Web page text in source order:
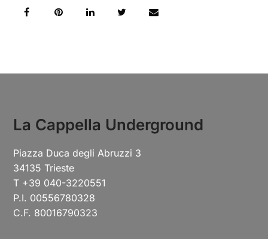
La Cappella Underground
Piazza Duca degli Abruzzi 3
34135 Trieste
T +39 040-3220551
P.I. 00556780328
C.F. 80016790323